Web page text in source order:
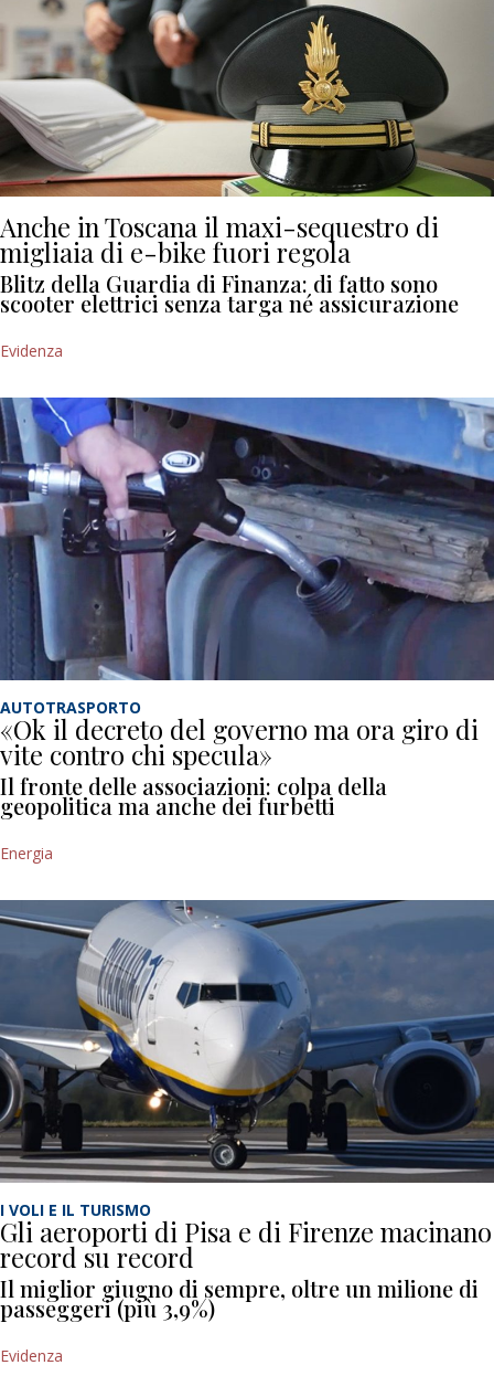
Anche in Toscana il maxi-sequestro di
migliaia di e-bike fuori regola
Blitz della Guardia di Finanza: di fatto sono
scooter elettrici senza targa né assicurazione
Evidenza
AUTOTRASPORTO
«Ok il decreto del governo ma ora giro di
vite contro chi specula»
Il fronte delle associazioni: colpa della
geopolitica ma anche dei furbetti
Energia
I VOLI E IL TURISMO
Gli aeroporti di Pisa e di Firenze macinano
record su record
Il miglior giugno di sempre, oltre un milione di
passeggeri (più 3,9%)
Evidenza